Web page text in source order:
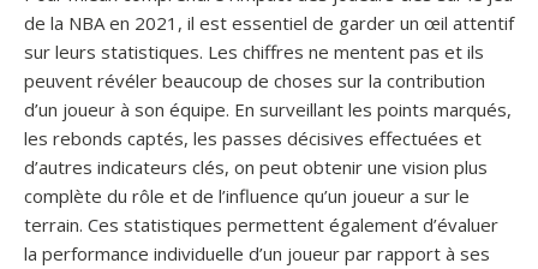
de la NBA en 2021, il est essentiel de garder un œil attentif
sur leurs statistiques. Les chiffres ne mentent pas et ils
peuvent révéler beaucoup de choses sur la contribution
d’un joueur à son équipe. En surveillant les points marqués,
les rebonds captés, les passes décisives effectuées et
d’autres indicateurs clés, on peut obtenir une vision plus
complète du rôle et de l’influence qu’un joueur a sur le
terrain. Ces statistiques permettent également d’évaluer
la performance individuelle d’un joueur par rapport à ses